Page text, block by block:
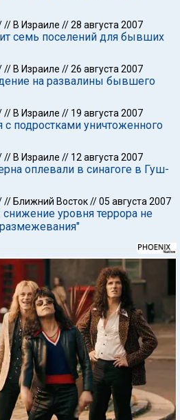
// В Израиле //28 августа 2007
семь поселений для бывших
// В Израиле //26 августа 2007
на развалины бывшего
// В Израиле // 19 августа 2007
с подростками уничтоженного
// В Израиле // 12 августа 2007
оплевали в синагоге в Гуш-
// Ближний Восток//05 августа 2007
снижение уровня террора не